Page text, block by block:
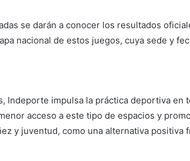
se darán a conocer los resultados
nacional de estos juegos, cuya sede y
Indeporte impulsa la práctica deportiva en
acceso a este tipo de espacios y
y juventud, como una alternativa